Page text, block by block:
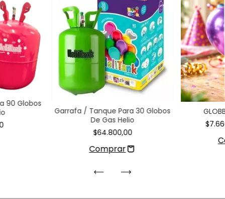
90 Globos
Garrafa / Tanque Para 30 Globos
De Gas Helio
$64.800,00